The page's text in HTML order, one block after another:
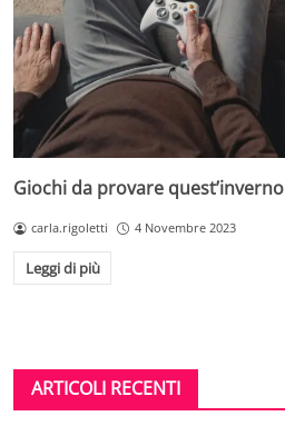
Giochi da provare quest’inverno
carla.rigoletti 4 Novembre 2023
Leggi di più
ARTICOLI RECENTI